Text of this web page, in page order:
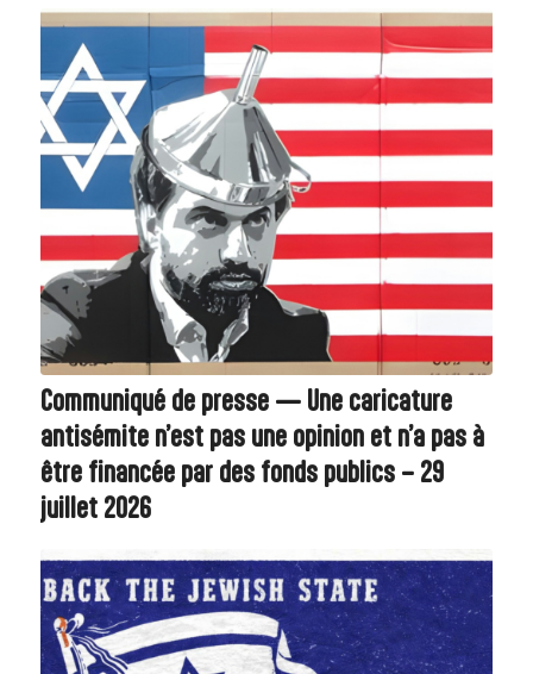
Communiqué de presse — Une caricature
antisémite n’est pas une opinion et n’a pas à
être financée par des fonds publics – 29
juillet 2026